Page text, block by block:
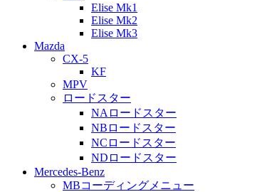
Elise Mk1
Elise Mk2
Elise Mk3
Mazda
CX-5
KF
MPV
ロードスター
NAロードスター
NBロードスター
NCロードスター
NDロードスター
Mercedes-Benz
MBコーディングメニュー